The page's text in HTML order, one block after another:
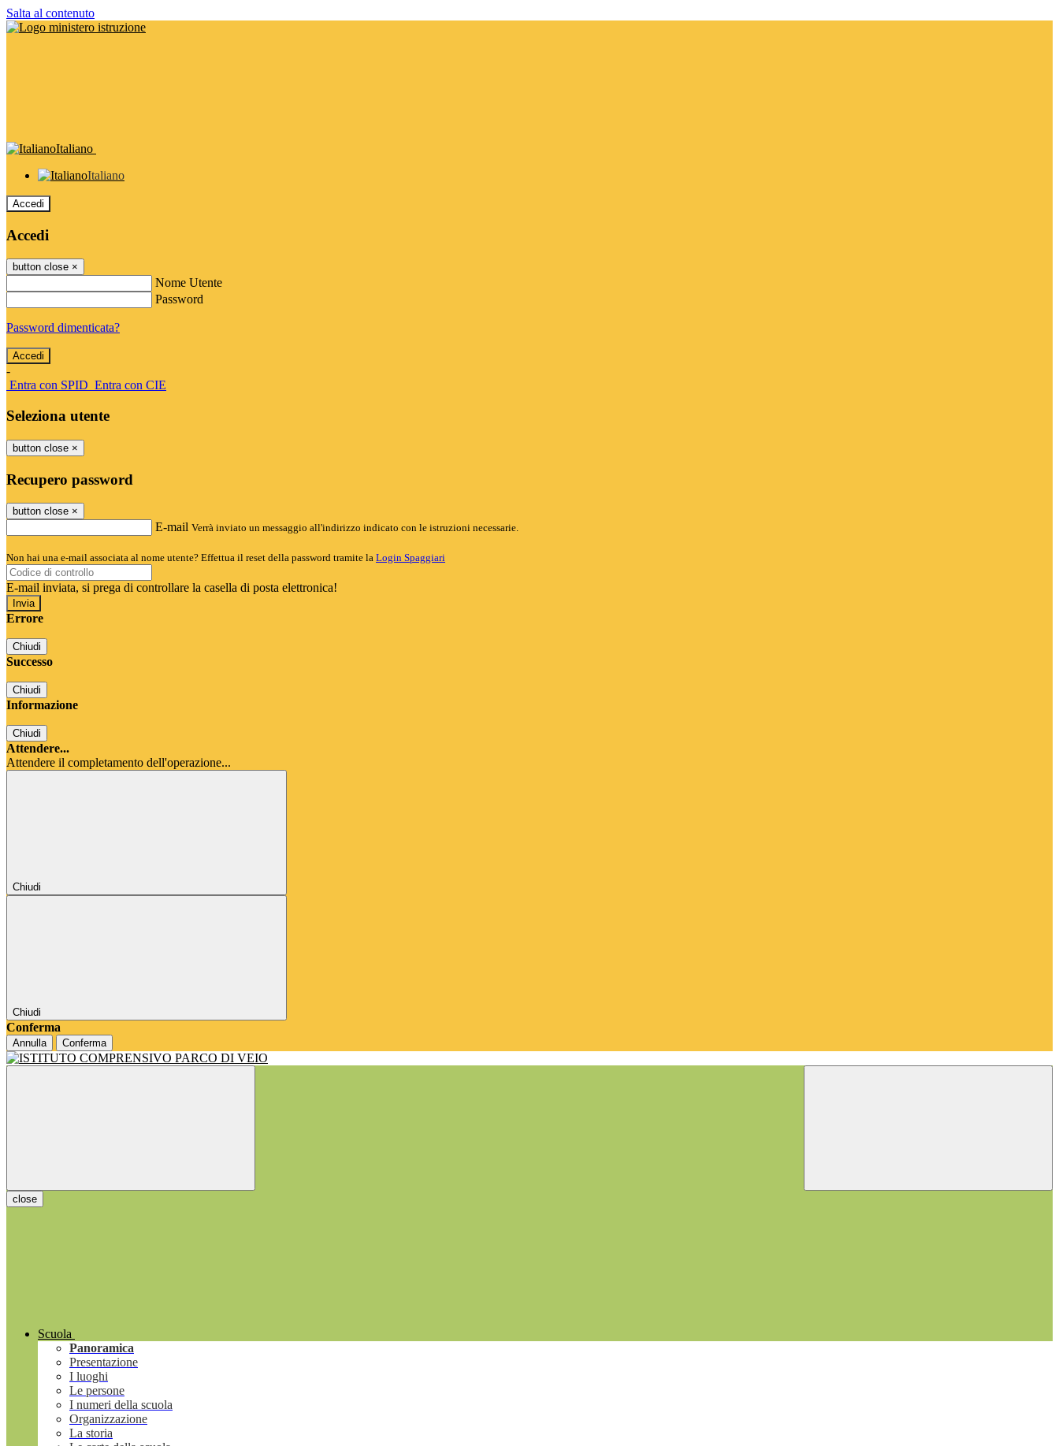
Salta al contenuto
Italiano
Italiano
Accedi
Accedi
button close ×
Nome Utente
Password
Password dimenticata?
-
Entra con SPID Entra con CIE
Seleziona utente
button close ×
Recupero password
button close ×
E-mail Verrà inviato un messaggio all'indirizzo indicato con le istruzioni necessarie.
Non hai una e-mail associata al nome utente? Effettua il reset della password tramite la Login Spaggiari
E-mail inviata, si prega di controllare la casella di posta elettronica!
Errore
Chiudi
Successo
Chiudi
Informazione
Chiudi
Attendere...
Attendere il completamento dell'operazione...
Chiudi
Chiudi
Conferma
Annulla Conferma
close
Scuola
Panoramica
Presentazione
I luoghi
Le persone
I numeri della scuola
Organizzazione
La storia